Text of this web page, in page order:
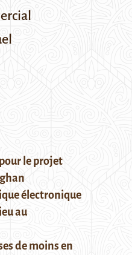
le projet
électronique
au
de moins en